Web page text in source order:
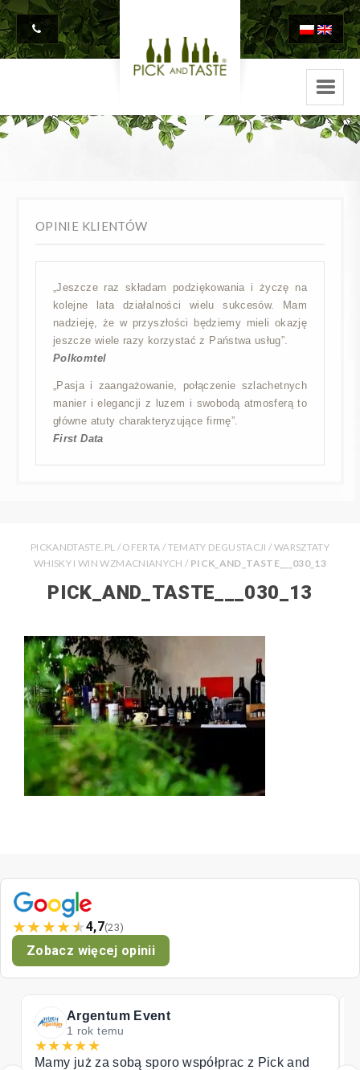
OPINIE KLIENTÓW
„Jeszcze raz składam podziękowania i życzę na
kolejne lata działalności wielu sukcesów. Mam
nadzieję, że w przyszłości będziemy mieli okazję
jeszcze wiele razy korzystać z Państwa usług”.
Polkomtel
„Pasja i zaangażowanie, połączenie szlachetnych
manier i elegancji z luzem i swobodą atmosferą to
główne atuty charakteryzujące firmę”.
First Data
PICKANDTASTE.PL / OFERTA / TEMATY DEGUSTACJI / WARSZTATY
WHISKY I WIN WZMACNIANYCH / PICK_AND_TASTE___030_13
PICK_AND_TASTE___030_13
★★★★★4,7(23)
Zobacz więcej opinii
z Pick and
Good and helpful service